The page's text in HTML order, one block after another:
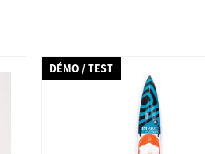
DÉMO / TEST